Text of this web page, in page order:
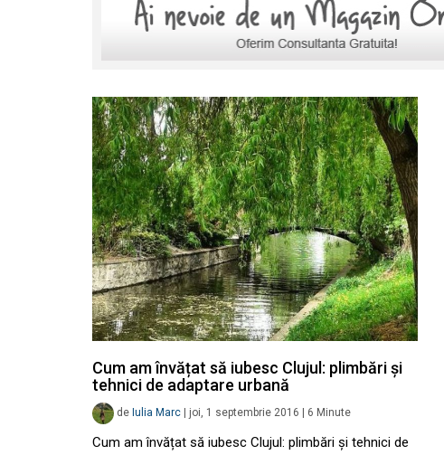
Cum am învățat să iubesc Clujul: plimbări și
tehnici de adaptare urbană
de Iulia Marc joi, 1 septembrie 2016 6 Minute
Cum am învățat să iubesc Clujul: plimbări și tehnici de